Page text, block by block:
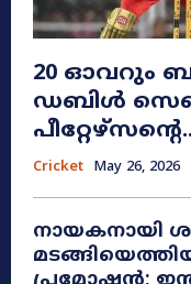
20 ഓവറും
ഡബിൾ
Cricket May 26, 2026
നായകനായി